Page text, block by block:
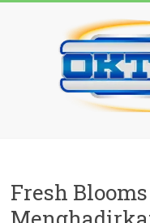
–
Fresh